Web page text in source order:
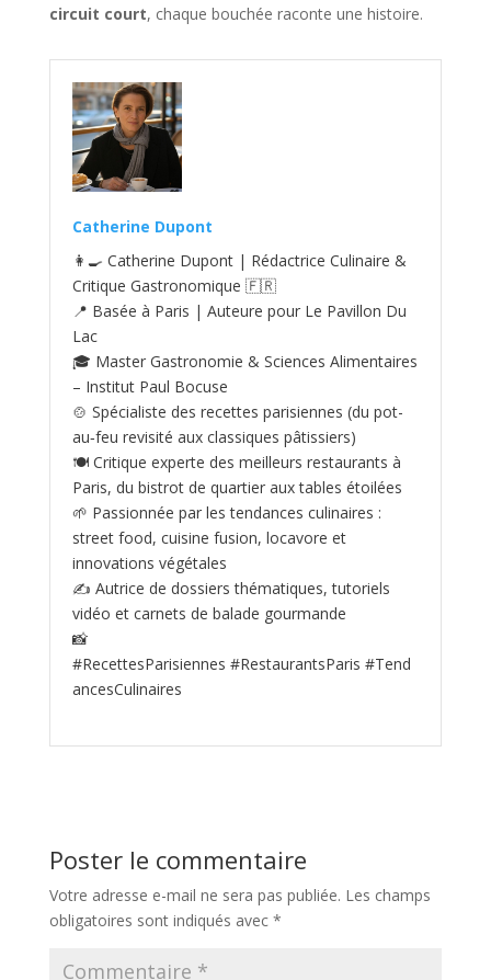
circuit court, chaque bouchée raconte une histoire.
Catherine Dupont
👩‍🍳 Catherine Dupont | Rédactrice Culinaire &
Critique Gastronomique 🇫🇷
📍 Basée à Paris | Auteure pour Le Pavillon Du
Lac
🎓 Master Gastronomie & Sciences Alimentaires
– Institut Paul Bocuse
🍲 Spécialiste des recettes parisiennes (du pot-
au‑feu revisité aux classiques pâtissiers)
🍽️ Critique experte des meilleurs restaurants à
Paris, du bistrot de quartier aux tables étoilées
🌱 Passionnée par les tendances culinaires :
street food, cuisine fusion, locavore et
innovations végétales
✍️ Autrice de dossiers thématiques, tutoriels
vidéo et carnets de balade gourmande
📸
#RecettesParisiennes #RestaurantsParis #Tend
ancesCulinaires
Poster le commentaire
Votre adresse e-mail ne sera pas publiée. Les champs
obligatoires sont indiqués avec *